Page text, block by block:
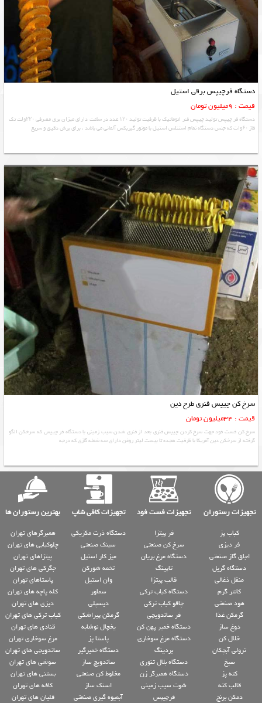
دستگاه فرچیپس برقی استیل
قیمت : 9میلیون تومان
دستگاه فر چیپس تولید چیپس فنر اتوماتیک با ظرفیت تولید ۱۲۰ عدد در ساعت دارای میزان برق مصرفی ۲۲۰ولت تک
فاز ۶۰وات که جنس دستگاه تمام استنلس استیل با موتور گیربکس آلمانی می باشد ، برای برش دقیق و سریع
سرخ کن چیپس فنری طرح دین
قیمت : 34میلیون تومان
سرخ کن فست فود جهت سرخ کردن چیپس فنری بعد از فنری شدن سیب زمینی با دستگاه فر چیپس که سرخکن الگو
گرفته از سرخکن دین آمریکا با ظرفیت هجده تا بیست لیتر روغن دارای سه شعله گازی که درجه
تجهیزات رستوران تجهیزات فست فود تجهیزات کافی شاپ بهترین رستوران ها
کباب پز
فر دیزی
اجاق گاز صنعتی
دستگاه گریل
منقل ذغالی
کانتر گرم
هود صنعتی
گرمکن غذا
دوغ ساز
خلال کن
ترولی آبچکان
سیخ
کته پز
قالب کته
دمکن برنج
فر پیتزا
سرخ کن صنعتی
دستگاه مرغ بریان
تاپینگ
قالب پیتزا
دستگاه کباب ترکی
چاقو کباب ترکی
فر ساندویچی
دستگاه خمیر پهن کن
دستگاه مرغ سوخاری
بردینگ
دستگاه بلال تنوری
دستگاه همبرگر زن
شوت سیب زمینی
فرچیپس
دستگاه ذرت مکزیکی
سینک صنعتی
میز کار استیل
تخمه شورکن
وان استیل
سماور
دیسپلی
گرمکن پیراشکی
یخچال نوشابه
پاستا پز
دستگاه خمیرگیر
ساندویچ ساز
مخلوط کن صنعتی
اسنک ساز
آبمیوه گیری صنعتی
همبرگرهای تهران
چلوکبابی های تهران
پیتزاهای تهران
جگرکی های تهران
پاستاهای تهران
کله پاچه های تهران
دیزی های تهران
کباب ترکی های تهران
قنادی های تهران
مرغ سوخاری تهران
ساندویچی های تهران
سوشی های تهران
بستنی های تهران
کافه های تهران
قلیان های تهران